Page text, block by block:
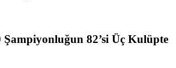
82’si Üç Kulüpte